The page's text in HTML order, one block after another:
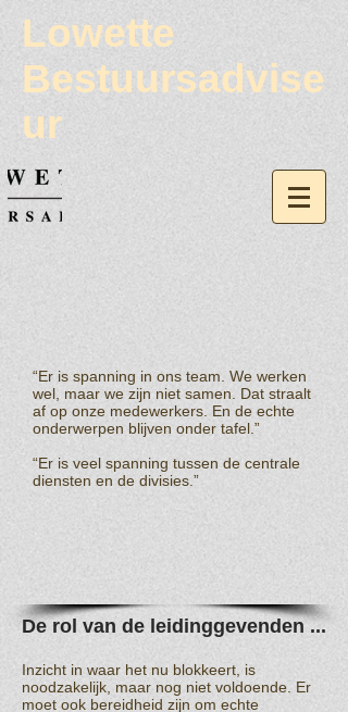
Lowette
Bestuursadvise
ur
“Er is spanning in ons team. We werken
wel, maar we zijn niet samen. Dat straalt
af op onze medewerkers. En de echte
onderwerpen blijven onder tafel.”
“Er is veel spanning tussen de centrale
diensten en de divisies.”
De rol van de leidinggevenden ...
Inzicht in waar het nu blokkeert, is
noodzakelijk, maar nog niet voldoende. Er
moet ook bereidheid zijn om echte